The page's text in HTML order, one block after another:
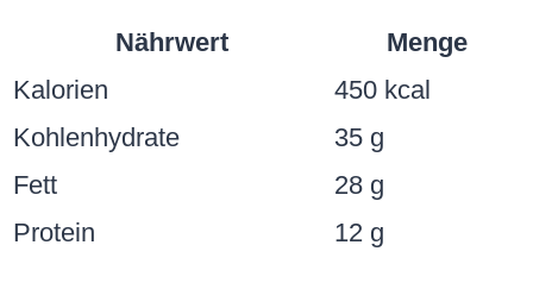
Nährwert
Menge
Kalorien
450 kcal
Kohlenhydrate
35 g
Fett
28 g
Protein
12 g